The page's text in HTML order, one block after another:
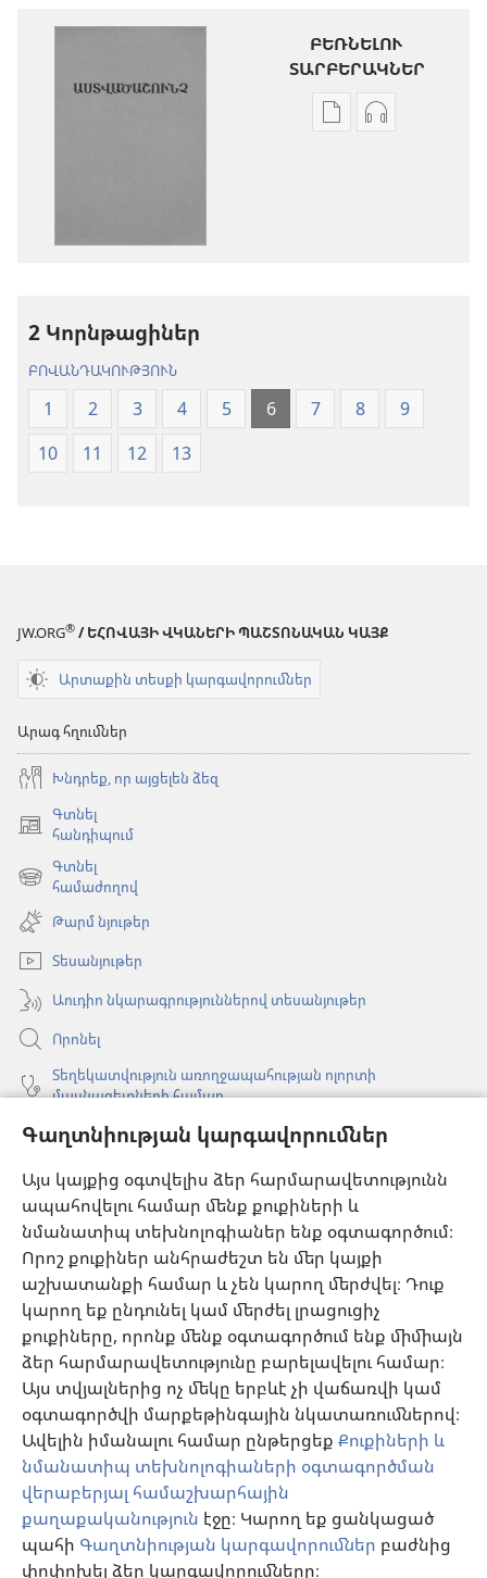
Գաղտնիության կարգավորումներ
Այս կայքից օգտվելիս ձեր հարմարավետությունն
ապահովելու համար մենք քուքիների և
նմանատիպ տեխնոլոգիաներ ենք օգտագործում։
Որոշ քուքիներ անհրաժեշտ են մեր կայքի
աշխատանքի համար և չեն կարող մերժվել։ Դուք
կարող եք ընդունել կամ մերժել լրացուցիչ
քուքիները, որոնք մենք օգտագործում ենք միմիայն
ձեր հարմարավետությունը բարելավելու համար։
Այս տվյալներից ոչ մեկը երբևէ չի վաճառվի կամ
օգտագործվի մարքեթինգային նկատառումներով։
Ավելին իմանալու համար ընթերցեք Քուքիների և
նմանատիպ տեխնոլոգիաների օգտագործման
վերաբերյալ համաշխարհային
քաղաքականություն էջը։ Կարող եք ցանկացած
պահի Գաղտնիության կարգավորումներ բաժնից
փոփոխել ձեր կարգավորումները։
ԲԵՌՆԵԼՈՒ
ՏԱՐԲԵՐԱԿՆԵՐ
Թվային
2 Կորնթացիներ
ԲՈՎԱՆԴԱԿՈՒԹՅՈՒՆ
1 2 3 4 5 6 7 8
9
10
11 12 13
JW.ORG® / ԵՀՈՎԱՅԻ ՎԿԱՆԵՐԻ ՊԱՇՏՈՆԱԿԱՆ ԿԱՅՔ
Արտաքին տեսքի կարգավորումներ
Արագ հղումներ
Խնդրեք, որ այցելեն ձեզ
Գտնել
հանդիպում
(բացվում
նոր
պատուհան)
Գտնել
համաժողով
(բացվում
նոր
պատուհան)
Թարմ նյութեր
Տեսանյութեր
Աուդիո նկարագրություններով տեսանյութեր
Որոնել
Տեղեկատվություն առողջապահության ոլորտի
մասնագետների համար
Գլոբալ հաղորդակցություն
Օգնություն
Նվիրատվություններ
(բացվում
է
նոր
պատուհան)
Դիտարանի ՕՆԼԱՅՆ ԳՐԱԴԱՐԱՆ
(բացվում
է
նոր
պատուհան)
JW Hub
(բացվում
է
նոր
պատուհան)
JW Library® հավելված
Watchtower Library
Copyright © 2026 Watch Tower Bible and Tract Society of Pennsylvania.
ՕԳՏԱԳՈՐԾՄԱՆ ՊԱՅՄԱՆՆԵՐ |